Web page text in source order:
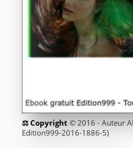
© 2016 - Auteur
Edition999-2016-1886-5)